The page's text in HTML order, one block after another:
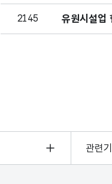
2145 유원시설
관련